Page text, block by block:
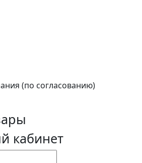
(по согласованию)
кабинет